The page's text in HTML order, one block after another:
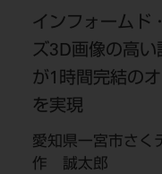
インフォームド
ズ3D画像の高い
が1時間完結の
を実現
愛知県一宮市さ
作 誠太郎